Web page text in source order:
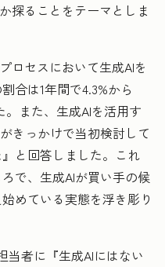
探ることをテーマとしま
ロセスにおいて生成AIを
合は1年間で4.3%から
。また、生成AIを活用す
きっかけで当初検討して
と回答しました。これ
で、生成AIが買い手の候
めている実態を浮き彫り
者に『生成AIにはない